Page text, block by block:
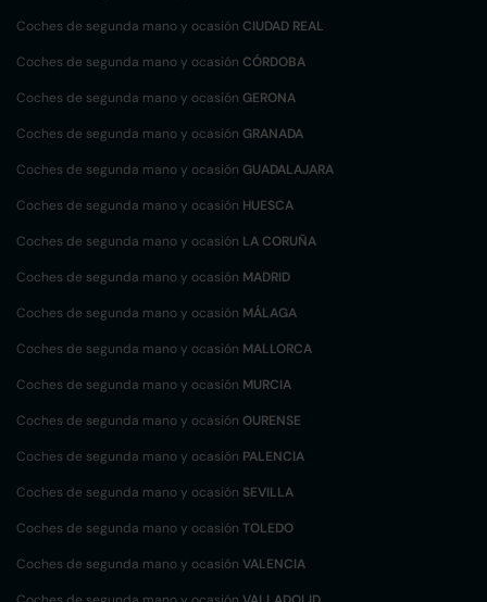
Coches de segunda mano y ocasión CIUDAD REAL
Coches de segunda mano y ocasión CÓRDOBA
Coches de segunda mano y ocasión GERONA
Coches de segunda mano y ocasión GRANADA
Coches de segunda mano y ocasión GUADALAJARA
Coches de segunda mano y ocasión HUESCA
Coches de segunda mano y ocasión LA CORUÑA
Coches de segunda mano y ocasión MADRID
Coches de segunda mano y ocasión MÁLAGA
Coches de segunda mano y ocasión MALLORCA
Coches de segunda mano y ocasión MURCIA
Coches de segunda mano y ocasión OURENSE
Coches de segunda mano y ocasión PALENCIA
Coches de segunda mano y ocasión SEVILLA
Coches de segunda mano y ocasión TOLEDO
Coches de segunda mano y ocasión VALENCIA